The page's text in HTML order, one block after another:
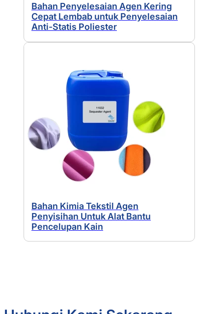
Bahan Penyelesaian Agen Kering
Cepat Lembab untuk Penyelesaian
Anti-Statis Poliester
Bahan Kimia Tekstil Agen
Penyisihan Untuk Alat Bantu
Pencelupan Kain